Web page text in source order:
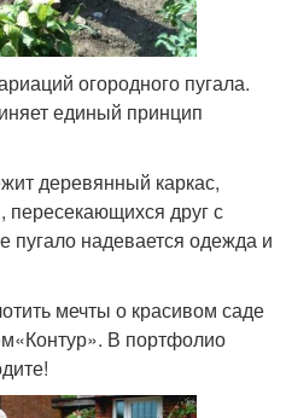
огородного пугала.
единый принцип
деревянный каркас,
пересекающихся друг с
пугало надевается одежда и
мечты о красивом саде
В портфолио